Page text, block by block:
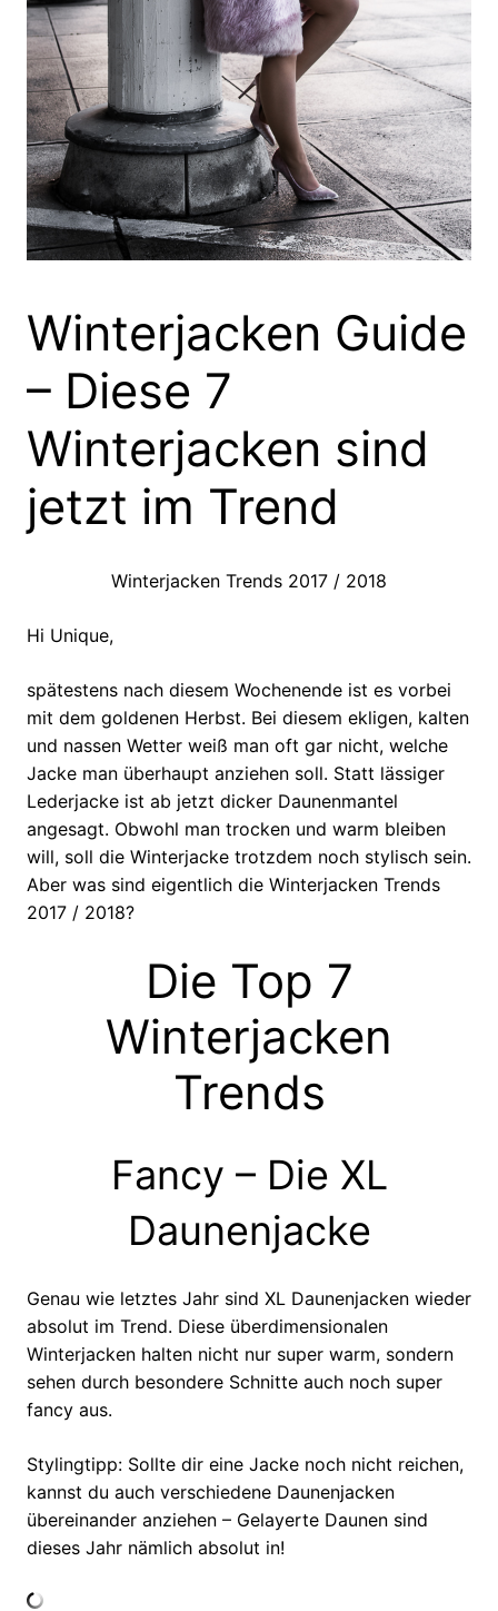
Winterjacken Guide
– Diese 7
Winterjacken sind
jetzt im Trend
Winterjacken Trends 2017 / 2018
Hi Unique,
spätestens nach diesem Wochenende ist es vorbei
mit dem goldenen Herbst. Bei diesem ekligen, kalten
und nassen Wetter weiß man oft gar nicht, welche
Jacke man überhaupt anziehen soll. Statt lässiger
Lederjacke ist ab jetzt dicker Daunenmantel
angesagt. Obwohl man trocken und warm bleiben
will, soll die Winterjacke trotzdem noch stylisch sein.
Aber was sind eigentlich die Winterjacken Trends
2017 / 2018?
Die Top 7
Winterjacken
Trends
Fancy – Die XL
Daunenjacke
Genau wie letztes Jahr sind XL Daunenjacken wieder
absolut im Trend. Diese überdimensionalen
Winterjacken halten nicht nur super warm, sondern
sehen durch besondere Schnitte auch noch super
fancy aus.
Stylingtipp: Sollte dir eine Jacke noch nicht reichen,
kannst du auch verschiedene Daunenjacken
übereinander anziehen – Gelayerte Daunen sind
dieses Jahr nämlich absolut in!